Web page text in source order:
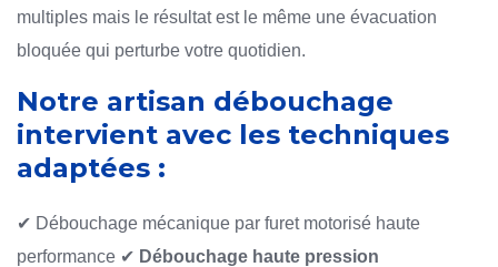
multiples mais le résultat est le même une évacuation
bloquée qui perturbe votre quotidien.
Notre artisan débouchage
intervient avec les techniques
adaptées :
✔ Débouchage mécanique par furet motorisé haute
performance ✔ Débouchage haute pression